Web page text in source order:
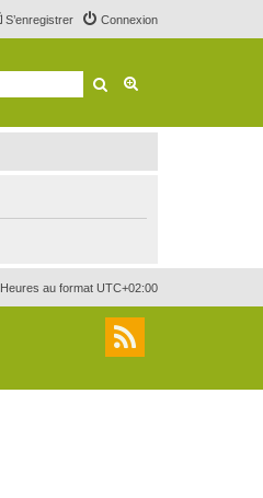
Connexion
S’enregistrer
Rechercher
Heures au format UTC+02:00